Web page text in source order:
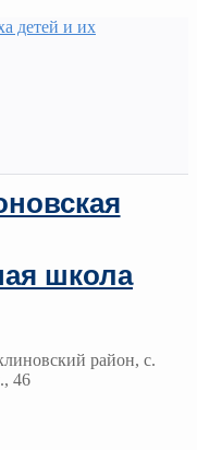
детей и их
школа
район, с.
46